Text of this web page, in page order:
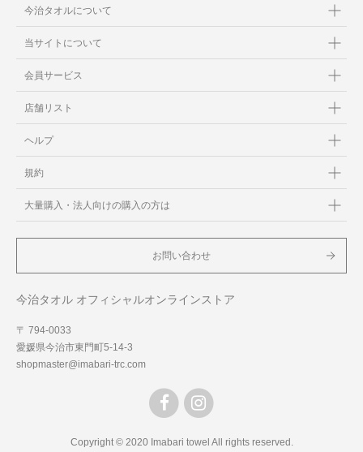
今治タオルについて
当サイトについて
会員サービス
店舗リスト
ヘルプ
規約
大量購入・法人向けの購入の方は
お問い合わせ
今治タオル オフィシャルオンラインストア
〒 794-0033
愛媛県今治市東門町5-14-3
shopmaster@imabari-trc.com
Copyright © 2020 Imabari towel All rights reserved.